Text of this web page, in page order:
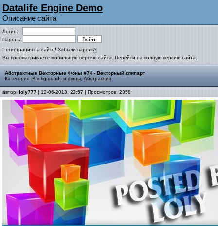
Datalife Engine Demo
Описание сайта
Логин:
Пароль:
Регистрация на сайте! Забыли пароль?
Вы просматриваете мобильную версию сайта. Перейти на полную версию сайта.
Абстрактные Векторные Фоны #74 - Векторный клипарт
Категория: Backgrounds и фоны Абстракция
автор: loly777 | 12-06-2013, 23:57 | Просмотров: 2358